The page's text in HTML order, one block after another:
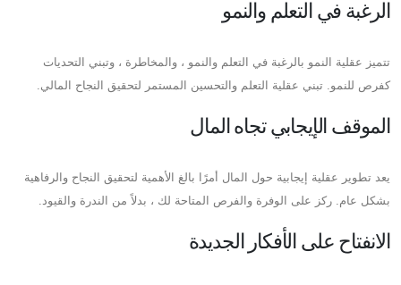
الرغبة في التعلم والنمو
تتميز عقلية النمو بالرغبة في التعلم والنمو ، والمخاطرة ، وتبني التحديات
كفرص للنمو. تبني عقلية التعلم والتحسين المستمر لتحقيق النجاح المالي.
الموقف الإيجابي تجاه المال
يعد تطوير عقلية إيجابية حول المال أمرًا بالغ الأهمية لتحقيق النجاح والرفاهية
بشكل عام. ركز على الوفرة والفرص المتاحة لك ، بدلاً من الندرة والقيود.
الانفتاح على الأفكار الجديدة